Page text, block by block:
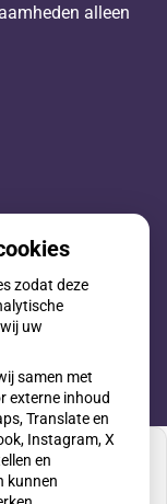
alleen
zodat deze
uw
samen met
externe inhoud
Translate en
Instagram, X
en
kunnen